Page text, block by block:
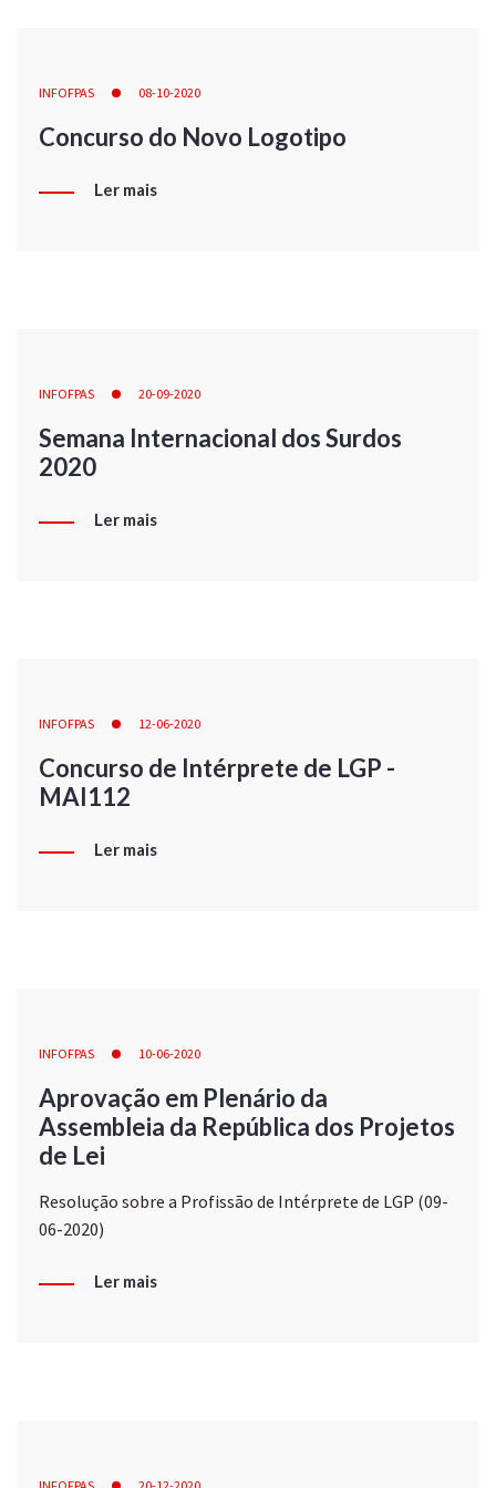
INFOFPAS 08-10-2020
Concurso do Novo Logotipo
Ler mais
INFOFPAS 20-09-2020
Semana Internacional dos Surdos
2020
Ler mais
INFOFPAS 12-06-2020
Concurso de Intérprete de LGP -
MAI112
Ler mais
INFOFPAS 10-06-2020
Aprovação em Plenário da
Assembleia da República dos Projetos
de Lei
Resolução sobre a Profissão de Intérprete de LGP (09-
06-2020)
Ler mais